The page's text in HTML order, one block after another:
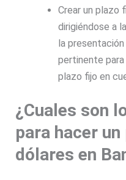
Crear un plazo
dirigiéndose a
la
pertinente
plazo fijo en
¿Cuales son
para hacer
dólares en